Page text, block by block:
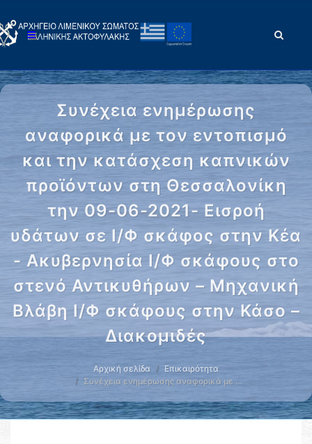
Συνέχεια ενημέρωσης
αναφορικά με τον εντοπισμό
και την κατάσχεση καπνικών
προϊόντων στη Θεσσαλονίκη
την 09-06-2021- Εισροή
υδάτων σε Ι/Φ σκάφος στην Κέα
- Ακυβερνησία Ι/Φ σκάφους στο
στενό Αντικυθήρων – Μηχανική
Βλάβη Ι/Φ σκάφους στην Κάσο –
Διακομιδές
Αρχική σελίδα
Επικαιρότητα
Συνέχεια ενημέρωσης αναφορικά με …